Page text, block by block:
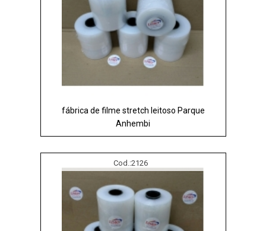
fábrica de filme stretch leitoso Parque
Anhembi
Cod.:2126